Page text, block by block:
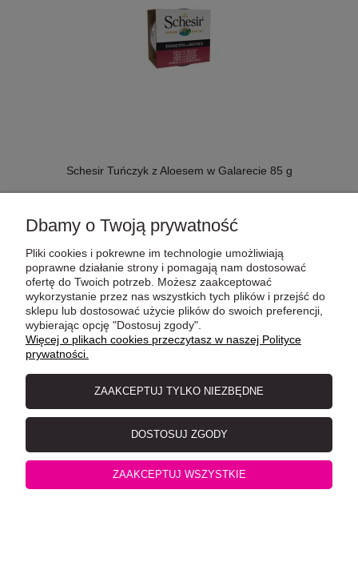
Schesir Tuńczyk z Aloesem w Galarecie 85 g
Dbamy o Twoją prywatność
Pliki cookies i pokrewne im technologie umożliwiają
poprawne działanie strony i pomagają nam dostosować
ofertę do Twoich potrzeb. Możesz zaakceptować
wykorzystanie przez nas wszystkich tych plików i przejść do
sklepu lub dostosować użycie plików do swoich preferencji,
wybierając opcję "Dostosuj zgody".
Więcej o plikach cookies przeczytasz w naszej Polityce
prywatności.
ZAAKCEPTUJ TYLKO NIEZBĘDNE
DOSTOSUJ ZGODY
ZAAKCEPTUJ WSZYSTKIE